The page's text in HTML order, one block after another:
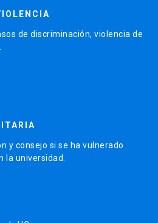
de discriminación, violencia de
y consejo si se ha vulnerado
la universidad.